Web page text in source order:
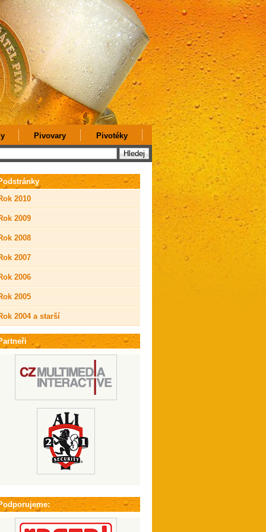
Pivovary Pivotéky
2010
2009
2008
2007
2006
2005
2004 a starší